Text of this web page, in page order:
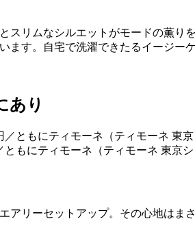
リムなシルエットがモードの薫り
す。自宅で洗濯できたるイージー
あり
もにティモーネ（ティモーネ 東京シ
アリーセットアップ。その心地は